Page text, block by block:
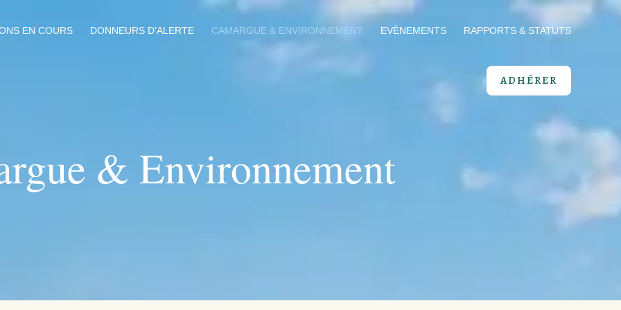
EN COURS DONNEURS D’ALERTE CAMARGUE & ENVIRONNEMENT EVÈNEMENTS RAPPORTS & STATUTS
ADHÉRER
& Environnement